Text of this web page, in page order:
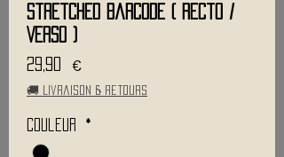
Stretched Barcode ( Recto /
Verso )
29,90 €
🚚 Livraison & retours
Couleur *